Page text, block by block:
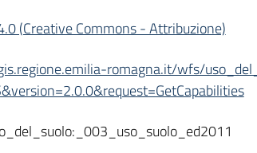
(Creative Commons - Attribuzione)
romagna.it/wfs/